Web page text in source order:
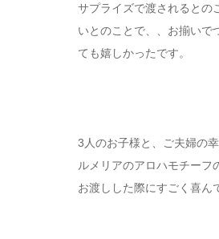
サプライズで渡されるとの
いとのことで、、お揃いで
ても嬉しかったです。
3人のお子様と、ご夫婦の
ルメリアのアロハモチーフ
お渡しした際にすごく喜ん